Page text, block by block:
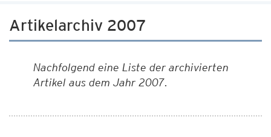
Artikelarchiv 2007
Nachfolgend eine Liste der archivierten
Artikel aus dem Jahr 2007.